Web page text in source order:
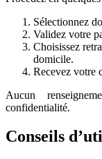
Sélectionnez
Validez votre
Choisissez
domicile.
Recevez votre
Aucun
confidentialité.
Conseils